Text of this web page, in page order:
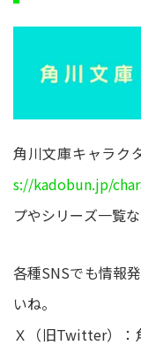
角川文庫キャラク
s://kadobun.jp/
プやシリーズ一覧
各種SNSでも情報
いね。
Ｘ（旧Twitter）：